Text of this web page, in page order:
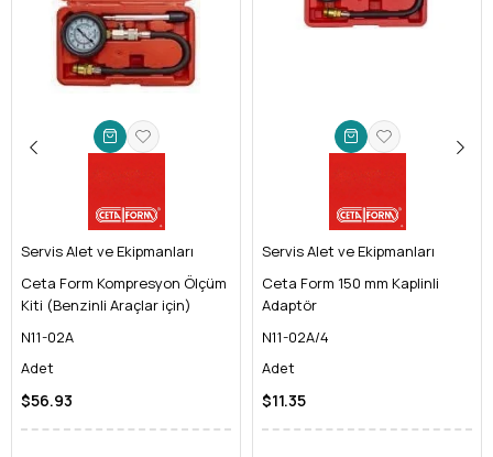
Servis Alet ve Ekipmanları
Ceta Form Kompresyon Ölçüm
Kiti (Benzinli Araçlar için)
N11-02A
Adet
$56.93
Servis Alet ve Ekipmanları
Ceta Form 150 mm Kaplinli
Adaptör
N11-02A/4
Adet
$11.35